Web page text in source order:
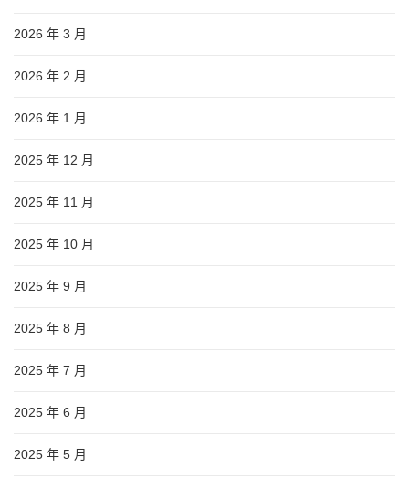
2026 年 3 月
2026 年 2 月
2026 年 1 月
2025 年 12 月
2025 年 11 月
2025 年 10 月
2025 年 9 月
2025 年 8 月
2025 年 7 月
2025 年 6 月
2025 年 5 月